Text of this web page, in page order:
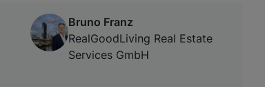
Bruno Franz
RealGoodLiving Real Estate
Services GmbH